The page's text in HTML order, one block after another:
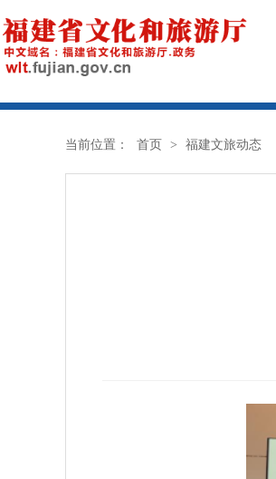
当前位置： 首页 > 福建文旅动态